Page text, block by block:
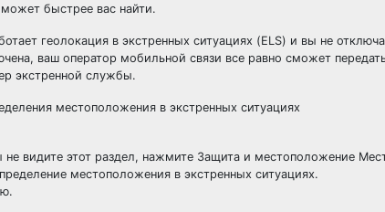
быстрее вас найти.
геолокация в экстренных ситуациях (ELS) и вы не
ваш оператор мобильной связи все равно сможет
экстренной службы.
местоположения в экстренных ситуациях
видите этот раздел, нажмите Защита и местоположение
местоположения в экстренных ситуациях.